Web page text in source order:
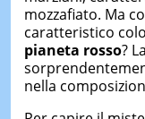
mozzafiato. Ma
caratteristico
pianeta rosso?
nella